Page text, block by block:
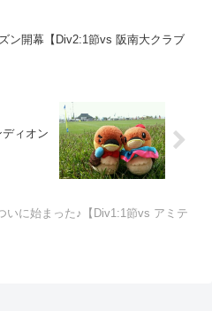
ン開幕【Div2:1節vs 阪南大クラブ
ィオン
いに始まった♪【Div1:1節vs アミテ